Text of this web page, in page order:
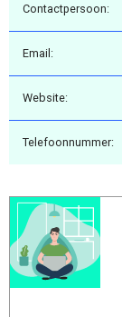
Contactpersoon:
Email:
Website:
Telefoonnummer: